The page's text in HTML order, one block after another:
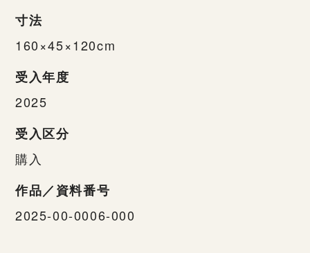
寸法
160×45×120cm
受入年度
2025
受入区分
購入
作品／資料番号
2025-00-0006-000